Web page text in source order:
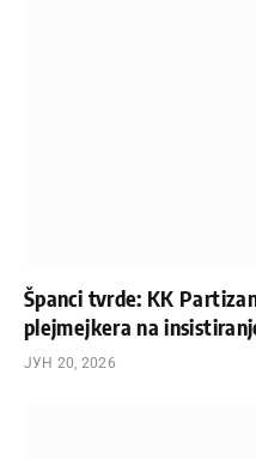
Španci tvrde: KK
plejmejkera na
ЈУН 20, 2026